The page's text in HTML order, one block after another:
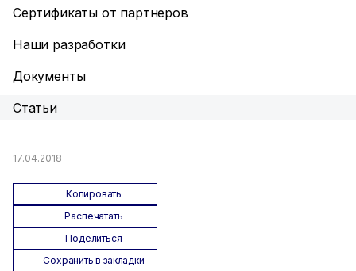
Сертификаты от партнеров
Наши разработки
Документы
Статьи
17.04.2018
Копировать
Распечатать
Поделиться
Сохранить в закладки